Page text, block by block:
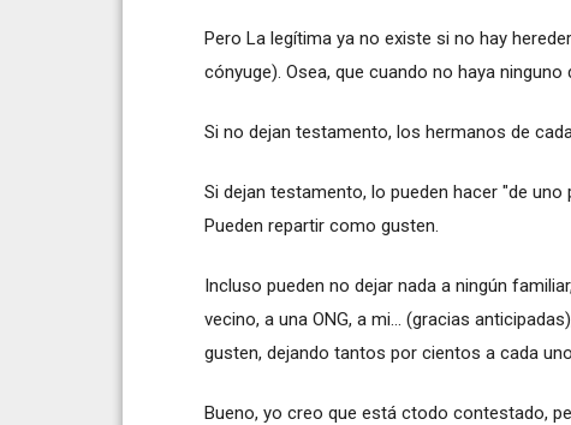
Pero La legítima ya no existe si no hay
cónyuge). Osea, que cuando no haya ninguno
Si no dejan testamento, los hermanos de
Si dejan testamento, lo pueden hacer "de
Pueden repartir como gusten.
Incluso pueden no dejar nada a ningún
vecino, a una ONG, a mi... (gracias
gusten, dejando tantos por cientos a cada
Bueno, yo creo que está ctodo contestado,